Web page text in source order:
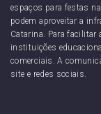
espaços para festas
podem aproveitar a
Catarina. Para facilitar
instituições
comerciais. A
site e redes sociais.